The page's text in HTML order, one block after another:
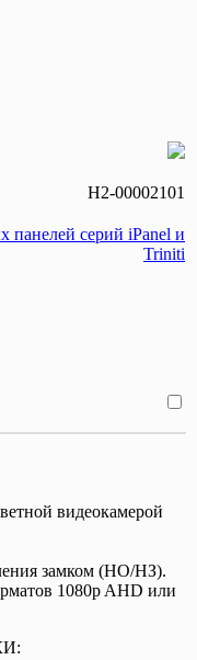
Н2-00002101
панелей серий iPanel и
Triniti
видеокамерой
замком (НО/НЗ).
1080p AHD или